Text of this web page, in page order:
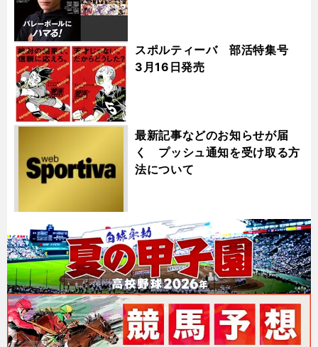
スポルティーバ 部活特集号
3月16日発売
最新記事などのお知らせが届
く プッシュ通知を受け取る方
法について